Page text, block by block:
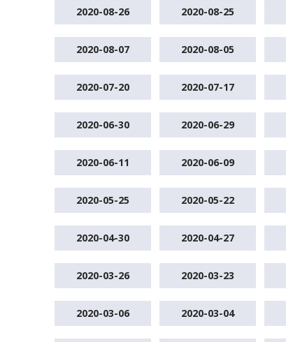
2020-08-26 2020-08-25
2020-08-07 2020-08-05
2020-07-20 2020-07-17
2020-06-30 2020-06-29
2020-06-11 2020-06-09
2020-05-25 2020-05-22
2020-04-30 2020-04-27
2020-03-26 2020-03-23
2020-03-06 2020-03-04